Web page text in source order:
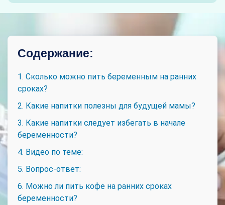
Содержание:
1. Сколько можно пить беременным на ранних
сроках?
2. Какие напитки полезны для будущей мамы?
3. Какие напитки следует избегать в начале
беременности?
4. Видео по теме:
5. Вопрос-ответ:
6. Можно ли пить кофе на ранних сроках
беременности?